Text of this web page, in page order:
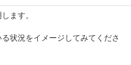
ます。
状況をイメージしてみてくださ